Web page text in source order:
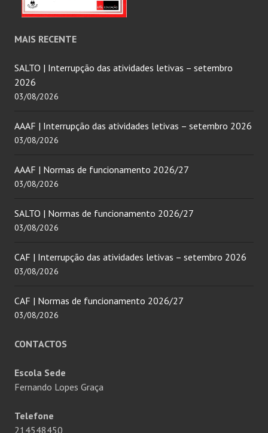
MAIS RECENTE
SALTO | Interrupção das atividades letivas – setembro
2026
03/08/2026
AAAF | Interrupção das atividades letivas – setembro 2026
03/08/2026
AAAF | Normas de funcionamento 2026/27
03/08/2026
SALTO | Normas de funcionamento 2026/27
03/08/2026
CAF | Interrupção das atividades letivas – setembro 2026
03/08/2026
CAF | Normas de funcionamento 2026/27
03/08/2026
CONTACTOS
Escola Sede
Fernando Lopes Graça
Telefone
214548450